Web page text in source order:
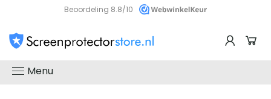
Beoordeling 8.8/10
Menu